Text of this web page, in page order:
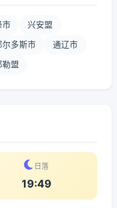
市 兴安盟
尔多斯市 通辽市
勒盟
日落
19:49